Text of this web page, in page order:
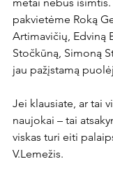
metai nebus
pakvietėme Roką
Artimavičių, Edviną
Stočkūną, Simoną
jau pažįstamą
Jei klausiate, ar tai
naujokai – tai
viskas turi eiti
V.Lemežis.